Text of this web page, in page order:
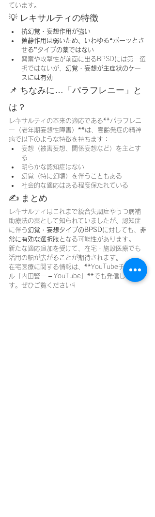
ています。
💡 レキサルティの特徴
抗幻覚・妄想作用が強い
鎮静作用は弱いため、いわゆる“ボーッとさ
せる”タイプの薬ではない
興奮や攻撃性が前面に出るBPSDには第一選
択ではないが、 幻覚・妄想が主症状のケー
スには有効
📌 ちなみに…「パラフレニー」と
は？
レキサルティの本来の適応である**パラフレニ
ー（老年期妄想性障害）**は、高齢発症の精神
病で以下のような特徴を持ちます：
妄想（被害妄想、関係妄想など）を主とす
る
明らかな認知症はない
幻覚（特に幻聴）を伴うこともある
社会的な適応はある程度保たれている
✍️ まとめ
レキサルティはこれまで統合失調症やうつ病補
助療法の薬として知られていましたが、認知症
に伴う 幻覚・妄想タイプのBPSDに対しても、 非
常に有効な選択肢 となる可能性があります。
新たな適応追加を受けて、在宅・施設医療でも
活用の幅が広がることが期待されます。
在宅医療に関する情報は、**YouTubeチャンネ
ル「内田賢一 – YouTube」**でも発信していま
す。ぜひご覧ください☟